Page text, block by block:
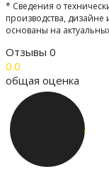
* Сведения о
производства,
основаны на
Отзывы 0
0.0
общая оценка